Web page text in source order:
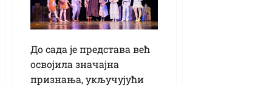
До сада је представа већ
освојила значајна
признања, укључујући